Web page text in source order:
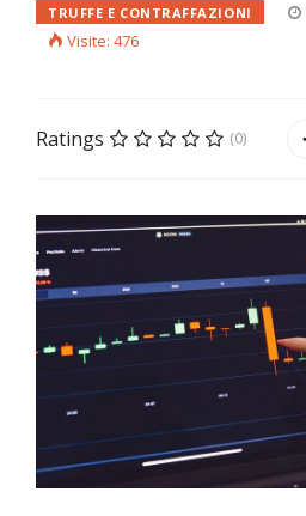
TRUFFE E CONTRAFFAZIONI
Visite: 476
Ratings (0)